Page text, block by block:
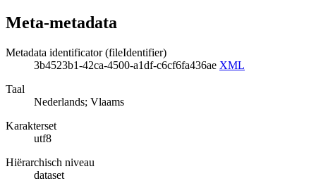
Meta-metadata
Metadata identificator (fileIdentifier)
3b4523b1-42ca-4500-a1df-c6cf6fa436ae XML
Taal
Nederlands; Vlaams
Karakterset
utf8
Hiërarchisch niveau
dataset